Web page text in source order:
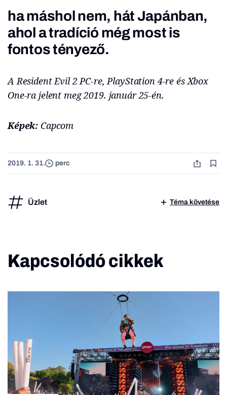
ha máshol nem, hát Japánban,
ahol a tradíció még most is
fontos tényező.
A Resident Evil 2 PC-re, PlayStation 4-re és Xbox
One-ra jelent meg 2019. január 25-én.
Képek: Capcom
2019. 1. 31. perc
Üzlet Téma követése
Kapcsolódó cikkek